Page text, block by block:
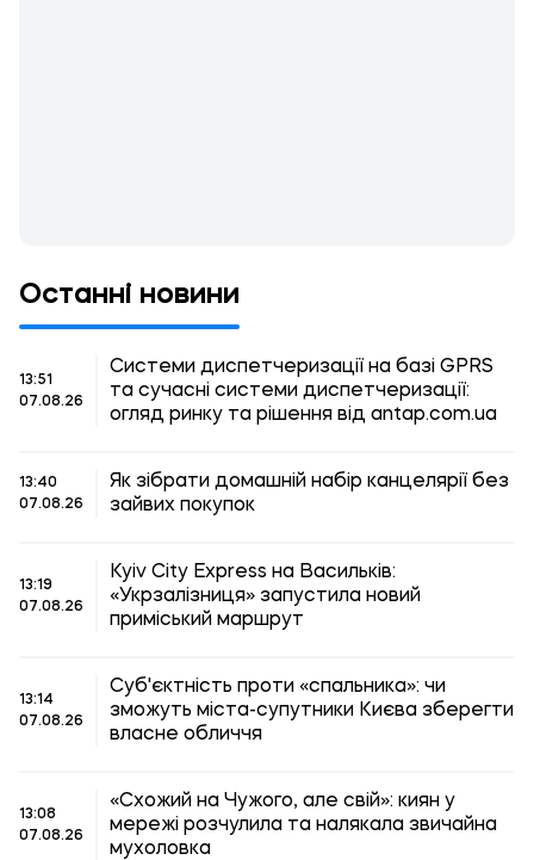
Останні новини
13:51
07.08.26
Системи диспетчеризації на базі GPRS
та сучасні системи диспетчеризації:
огляд ринку та рішення від antap.com.ua
13:40
07.08.26
Як зібрати домашній набір канцелярії без
зайвих покупок
13:19
07.08.26
Kyiv City Express на Васильків:
«Укрзалізниця» запустила новий
приміський маршрут
13:14
07.08.26
Суб'єктність проти «спальника»: чи
зможуть міста-супутники Києва зберегти
власне обличчя
13:08
07.08.26
«Схожий на Чужого, але свій»: киян у
мережі розчулила та налякала звичайна
мухоловка